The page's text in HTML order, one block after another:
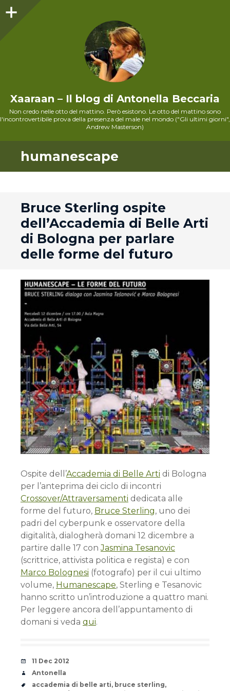
Xaaraan – Il blog di Antonella Beccaria
Non credo nelle otto del mattino. Però esistono. Le otto del mattino sono
l'incontrovertibile prova della presenza del male nel mondo ("Gli ultimi giorni",
Andrew Masterson)
humanescape
Bruce Sterling ospite
dell’Accademia di Belle Arti
di Bologna per parlare
delle forme del futuro
Ospite dell’Accademia di Belle Arti di Bologna
per l’anteprima dei ciclo di incontri
Crossover/Attraversamenti dedicata alle
forme del futuro, Bruce Sterling, uno dei
padri del cyberpunk e osservatore della
digitalità, dialogherà domani 12 dicembre a
partire dalle 17 conJasmina Tesanovic
(scrittrice, attivista politica e regista) e con
Marco Bolognesi (fotografo) per il cui ultimo
volume, Humanescape, Sterling e Tesanovic
hanno scritto un’introduzione a quattro mani.
Per leggere ancora dell’appuntamento di
domani si veda qui.
Date
11 Dec 2012
Author
Antonella
Tags
accademia di belle arti, bruce sterling,